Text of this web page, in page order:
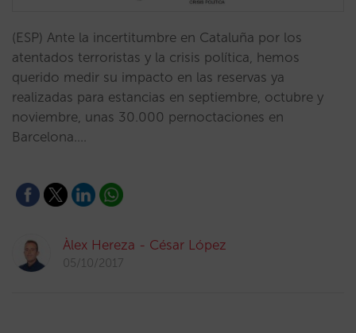
(ESP) Ante la incertitumbre en Cataluña por los
atentados terroristas y la crisis política, hemos
querido medir su impacto en las reservas ya
realizadas para estancias en septiembre, octubre y
noviembre, unas 30.000 pernoctaciones en
Barcelona.…
Àlex Hereza - César López
05/10/2017